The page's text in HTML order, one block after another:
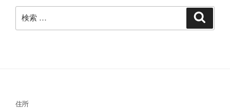
検
索:
住所